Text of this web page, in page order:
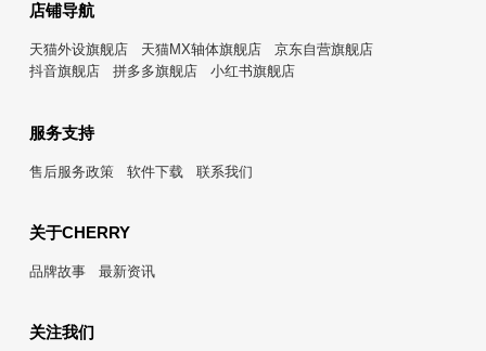
店铺导航
天猫外设旗舰店 天猫MX轴体旗舰店
京东自营旗舰店
抖音旗舰店
拼多多旗舰店 小红书旗舰店
服务支持
售后服务政策 软件下载 联系我们
关于CHERRY
品牌故事 最新资讯
关注我们